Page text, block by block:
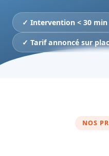
✓ Intervention < 30 min
✓ Tarif annoncé sur
NOS